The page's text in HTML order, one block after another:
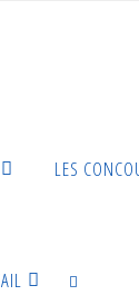
LES
2026